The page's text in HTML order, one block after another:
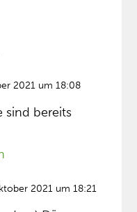
2021 um 18:08
sind bereits
2021 um 18:21